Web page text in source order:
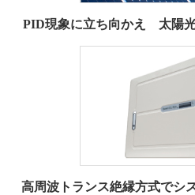
PID現象に立ち向かえ 太陽
高周波トランス絶縁方式でシ